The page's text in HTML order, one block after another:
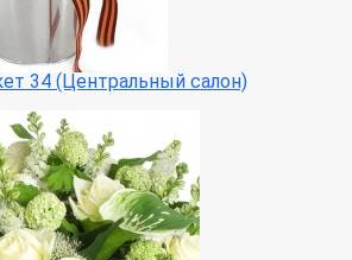
34 (Центральный салон)